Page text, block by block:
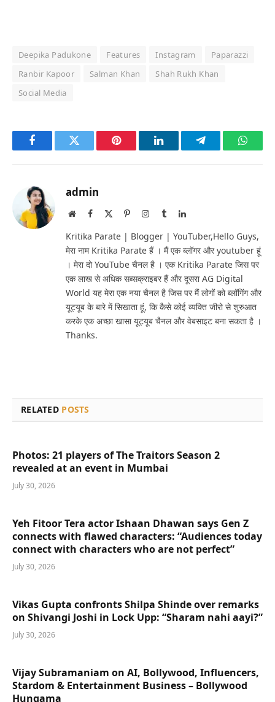
Deepika Padukone Features Instagram
Paparazzi
Ranbir Kapoor
Salman Khan
Shah Rukh Khan
Social Media
FacebookTwitter Pinterest LinkedInTelegram
admin
WebsiteFacebook PinterestInstagram
TumblrLinkedIn
Kritika Parate | Blogger | YouTuber,Hello Guys,
मेरा नाम Kritika Parate हैं । मैं एक ब्लॉगर और youtuber हूं
। मेरा दो YouTube चैनल है । एक Kritika Parate जिस पर
एक लाख से अधिक सब्सक्राइबर हैं और दूसरा AG Digital
World यह मेरा एक नया चैनल है जिस पर मैं लोगों को ब्लॉगिंग और
यूट्यूब के बारे में सिखाता हूं, कि कैसे कोई व्यक्ति जीरो से शुरुआत
करके एक अच्छा खासा यूट्यूब चैनल और वेबसाइट बना सकता है ।
Thanks.
RELATED POSTS
Photos: 21 players of The Traitors Season 2
revealed at an event in Mumbai
July 30, 2026
Yeh Fitoor Tera actor Ishaan Dhawan says Gen Z
connects with flawed characters: “Audiences today
connect with characters who are not perfect”
July 30, 2026
Vikas Gupta confronts Shilpa Shinde over remarks
on Shivangi Joshi in Lock Upp: “Sharam nahi aayi?”
July 30, 2026
Vijay Subramaniam on AI, Bollywood, Influencers,
Stardom & Entertainment Business – Bollywood
Hungama